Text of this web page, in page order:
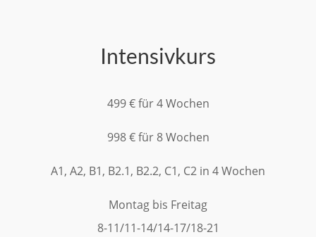
Intensivkurs
499 € für 4 Wochen
998 € für 8 Wochen
A1, A2, B1, B2.1, B2.2, C1, C2 in 4 Wochen
Montag bis Freitag
8-11/11-14/14-17/18-21